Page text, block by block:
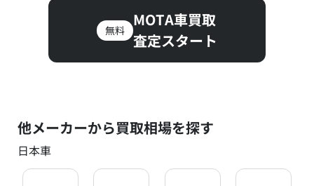
無料
MOTA車買取
査定スタート
他メーカーから買取相場を探す
日本車